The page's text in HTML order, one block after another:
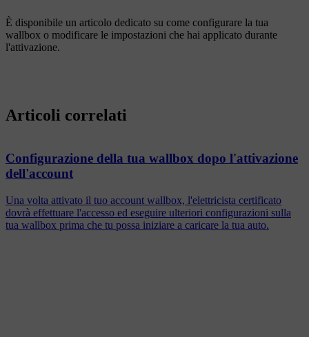
È disponibile un articolo dedicato su come configurare la tua
wallbox o modificare le impostazioni che hai applicato durante
l'attivazione.
Articoli correlati
Configurazione della tua wallbox dopo l'attivazione
dell'account
Una volta attivato il tuo account wallbox, l'elettricista certificato
dovrà effettuare l'accesso ed eseguire ulteriori configurazioni sulla
tua wallbox prima che tu possa iniziare a caricare la tua auto.